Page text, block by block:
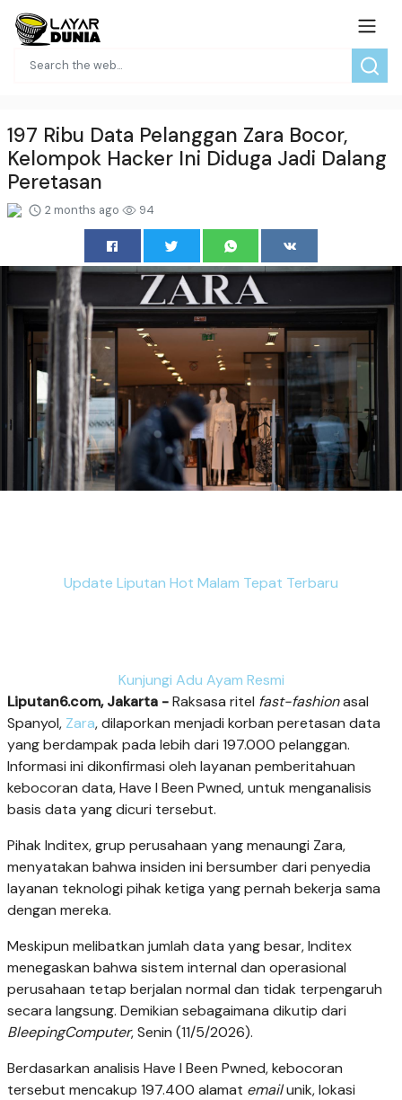
197 Ribu Data Pelanggan Zara Bocor,
Kelompok Hacker Ini Diduga Jadi Dalang
Peretasan
2 months ago 94
Update Liputan Hot Malam Tepat Terbaru
Kunjungi Adu Ayam Resmi
Liputan6.com, Jakarta -Raksasa ritel fast-fashionasal
Spanyol, Zara, dilaporkan menjadi korban peretasan data
yang berdampak pada lebih dari 197.000 pelanggan.
Informasi ini dikonfirmasi oleh layanan pemberitahuan
kebocoran data, Have I Been Pwned, untuk menganalisis
basis data yang dicuri tersebut.
Pihak Inditex, grup perusahaan yang menaungi Zara,
menyatakan bahwa insiden ini bersumber dari penyedia
layanan teknologi pihak ketiga yang pernah bekerja sama
dengan mereka.
Meskipun melibatkan jumlah data yang besar, Inditex
menegaskan bahwa sistem internal dan operasional
perusahaan tetap berjalan normal dan tidak terpengaruh
secara langsung. Demikian sebagaimana dikutip dari
BleepingComputer, Senin (11/5/2026).
Berdasarkan analisis Have I Been Pwned, kebocoran
tersebut mencakup 197.400 alamat emailunik, lokasi